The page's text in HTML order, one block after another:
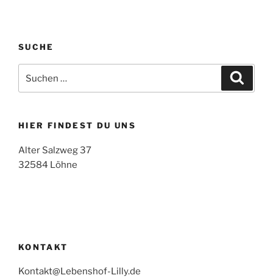
SUCHE
nach:
HIER FINDEST DU UNS
Alter Salzweg 37
32584 Löhne
KONTAKT
Kontakt@Lebenshof-Lilly.de